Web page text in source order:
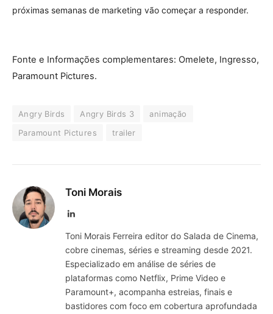
próximas semanas de marketing vão começar a responder.
Fonte e Informações complementares: Omelete, Ingresso,
Paramount Pictures.
Angry Birds Angry Birds 3
animação
Paramount Pictures
trailer
Toni Morais
LinkedIn
Toni Morais Ferreira editor do Salada de Cinema,
cobre cinemas, séries e streaming desde 2021.
Especializado em análise de séries de
plataformas como Netflix, Prime Video e
Paramount+, acompanha estreias, finais e
bastidores com foco em cobertura aprofundada